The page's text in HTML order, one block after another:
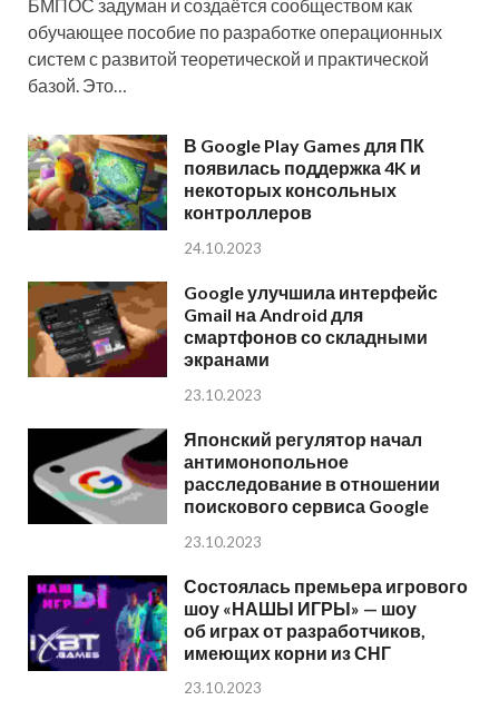
БМПОС задуман и создаётся сообществом как
обучающее пособие по разработке операционных
систем с развитой теоретической и практической
базой. Это…
В Google Play Games для ПК
появилась поддержка 4K и
некоторых консольных
контроллеров
24.10.2023
Google улучшила интерфейс
Gmail на Android для
смартфонов со складными
экранами
23.10.2023
Японский регулятор начал
антимонопольное
расследование в отношении
поискового сервиса Google
23.10.2023
Состоялась премьера игрового
шоу «НАШЫ ИГРЫ» — шоу
об играх от разработчиков,
имеющих корни из СНГ
23.10.2023